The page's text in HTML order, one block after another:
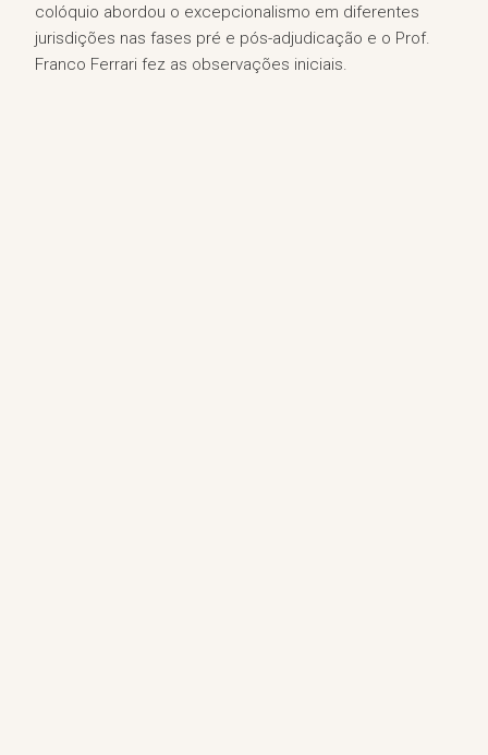
colóquio abordou o excepcionalismo em diferentes
jurisdições nas fases pré e pós-adjudicação e o Prof.
Franco Ferrari fez as observações iniciais.